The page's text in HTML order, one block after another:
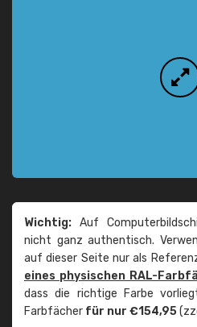
Wichtig: Auf
nicht ganz authentisch.
auf dieser Seite nur als
eines physischen RAL-
dass die richtige Farbe
Farbfächer für nur €154,95